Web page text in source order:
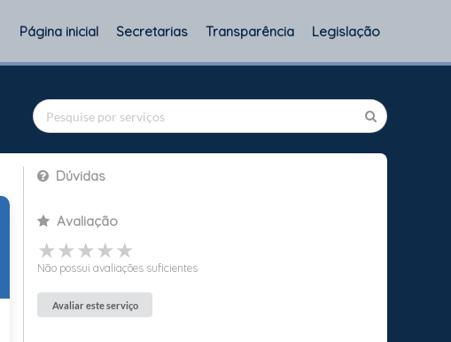
Página inicial Secretarias Transparência Legislação
Dúvidas
Avaliação
★★★★★
★★★★★
★★★★★
Não possui avaliações suficientes
Avaliar este serviço